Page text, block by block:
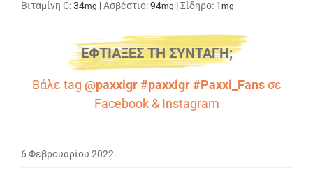
Βιταμίνη C:34mg |Ασβέστιο:94mg |Σίδηρο: 1 mg
ΕΦΤΙΑΞΕΣ ΤΗ ΣΥΝΤΑΓΗ;
Βάλε tag @paxxigr #paxxigr #Paxxi_Fansσε
Facebook& Instagram
6 Φεβρουαρίου 2022